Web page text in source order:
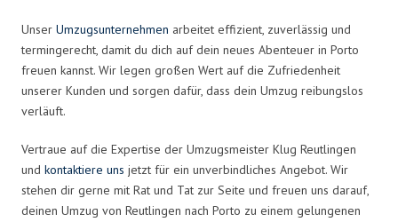
Unser Umzugsunternehmen arbeitet effizient, zuverlässig und
termingerecht, damit du dich auf dein neues Abenteuer in Porto
freuen kannst. Wir legen großen Wert auf die Zufriedenheit
unserer Kunden und sorgen dafür, dass dein Umzug reibungslos
verläuft.
Vertraue auf die Expertise der Umzugsmeister Klug Reutlingen
und kontaktiere uns jetzt für ein unverbindliches Angebot. Wir
stehen dir gerne mit Rat und Tat zur Seite und freuen uns darauf,
deinen Umzug von Reutlingen nach Porto zu einem gelungenen